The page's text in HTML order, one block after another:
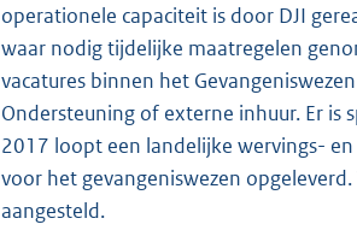
operationele capaciteit is door DJI
waar nodig tijdelijke maatregelen
vacatures binnen het
Ondersteuning of externe inhuur. Er is
2017 loopt een landelijke wervings-
voor het gevangeniswezen
aangesteld.